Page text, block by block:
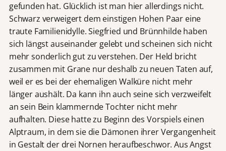
gefunden hat. Glücklich ist man hier allerdings nicht.
Schwarz verweigert dem einstigen Hohen Paar eine
traute Familienidylle. Siegfried und Brünnhilde haben
sich längst auseinander gelebt und scheinen sich nicht
mehr sonderlich gut zu verstehen. Der Held bricht
zusammen mit Grane nur deshalb zu neuen Taten auf,
weil er es bei der ehemaligen Walküre nicht mehr
länger aushält. Da kann ihn auch seine sich verzweifelt
an sein Bein klammernde Tochter nicht mehr
aufhalten. Diese hatte zu Beginn des Vorspiels einen
Alptraum, in dem sie die Dämonen ihrer Vergangenheit
in Gestalt der drei Nornen heraufbeschwor. Aus Angst